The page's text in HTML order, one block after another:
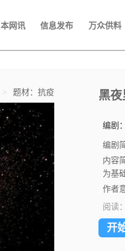
本网讯 信息发布 万众供料
> 题材：抗疫 黑
编剧
编剧
内容
为基
作者
阅读
开